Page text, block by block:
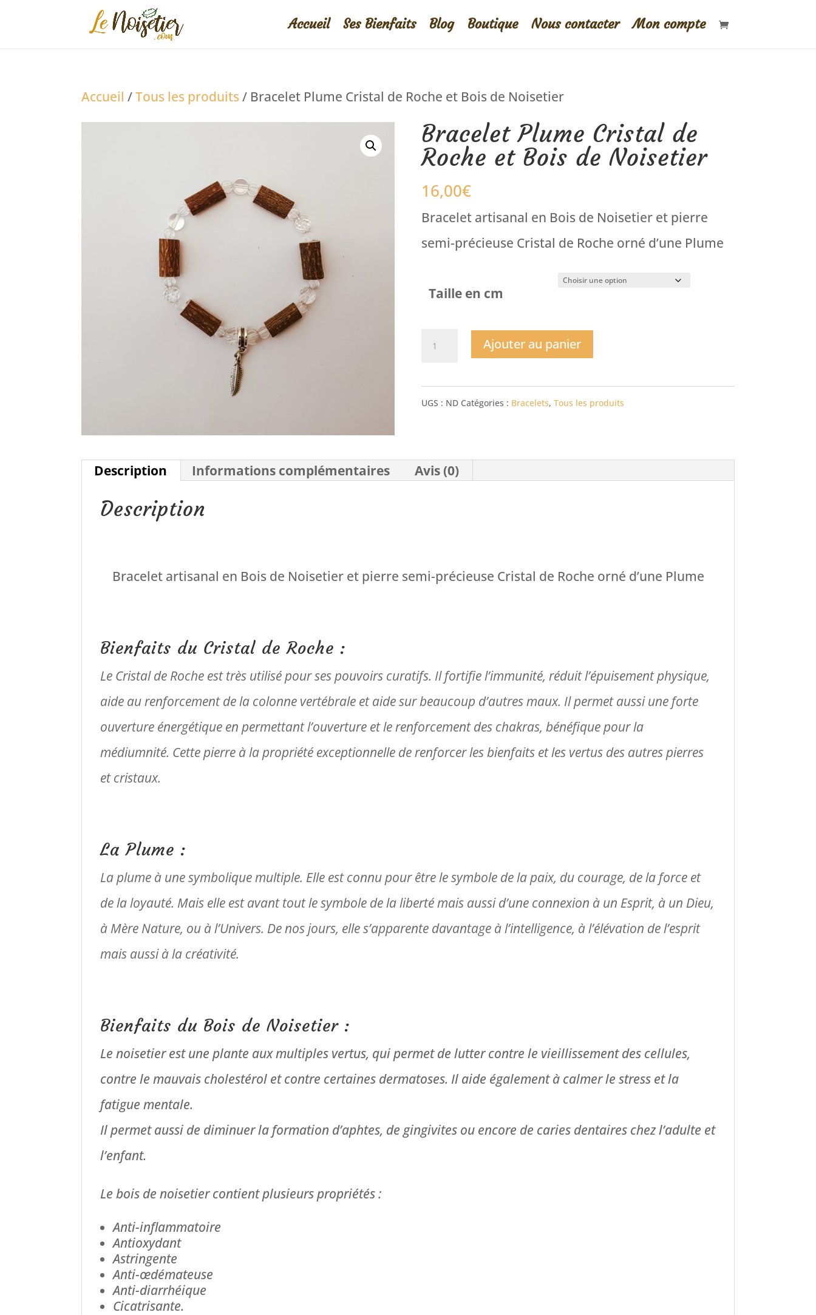
Accueil Ses Bienfaits Blog Boutique Nous contacter Mon compte
Accueil /Tous les produits/ Bracelet Plume Cristal de Roche et Bois de Noisetier
Bracelet Plume Cristal de
Roche et Bois de Noisetier
16,00€
Bracelet artisanal en Bois de Noisetier et pierre
semi-précieuse Cristal de Roche orné d’une Plume
Taille en cm
quantité
Bracelet
de
de
Ajouter au panier
UGS : ND Catégories : Bracelets, Tous les produits
Description Informations complémentaires Avis (0)
Description
Bracelet artisanal en Bois de Noisetier et pierre semi-précieuse Cristal de Roche orné d’une Plume
Bienfaits du Cristal de Roche :
Le Cristal de Roche est très utilisé pour ses pouvoirs curatifs. Il fortifie l’immunité, réduit l’épuisement physique,
aide au renforcement de la colonne vertébrale et aide sur beaucoup d’autres maux. Il permet aussi une forte
ouverture énergétique en permettant l’ouverture et le renforcement des chakras, bénéfique pour la
médiumnité. Cette pierre à la propriété exceptionnelle de renforcer les bienfaits et les vertus des autres pierres
et cristaux.
La Plume :
La plume à une symbolique multiple. Elle est connu pour être le symbole de la paix, du courage, de la force et
de la loyauté. Mais elle est avant tout le symbole de la liberté mais aussi d’une connexion à un Esprit, à un Dieu,
à Mère Nature, ou à l’Univers. De nos jours, elle s’apparente davantage à l’intelligence, à l’élévation de l’esprit
mais aussi à la créativité.
Bienfaits du Bois de Noisetier :
Le noisetier est une plante aux multiples vertus, qui permet de lutter contre le vieillissement des cellules,
contre le mauvais cholestérol et contre certaines dermatoses. Il aide également à calmer le stress et la
fatigue mentale.
Il permet aussi de diminuer la formation d’aphtes, de gingivites ou encore de caries dentaires chez l’adulte et
l’enfant.
Le bois de noisetier contient plusieurs propriétés :
Anti-inflammatoire
Antioxydant
Astringente
Anti-œdémateuse
Anti-diarrhéique
Cicatrisante.